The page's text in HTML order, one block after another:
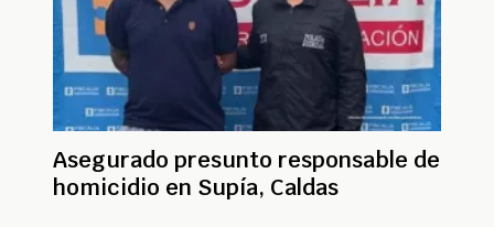
Asegurado presunto responsable de
homicidio en Supía, Caldas